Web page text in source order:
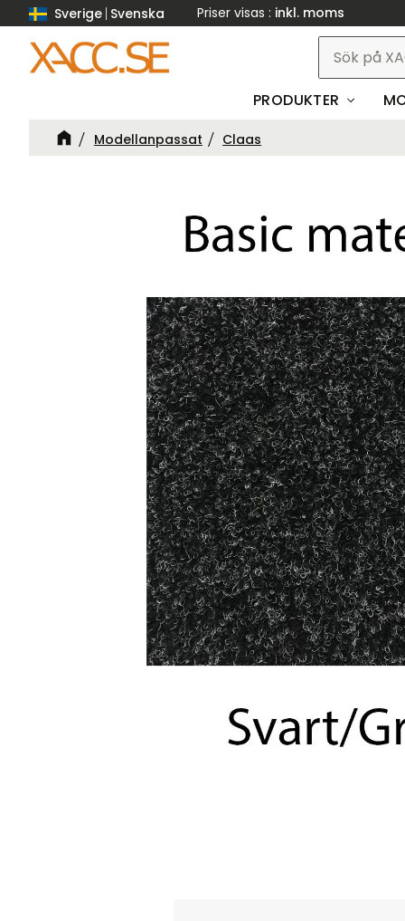
Sverige Svenska Priser visas inkl. moms
PRODUKTER
Modellanpassat Claas